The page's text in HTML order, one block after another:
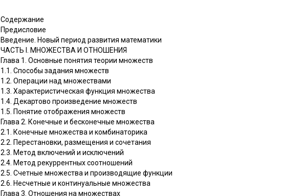
Содержание
Предисловие
Введение. Новый период развития математики
ЧАСТЬ I. МНОЖЕСТВА И ОТНОШЕНИЯ
Глава 1. Основные понятия теории множеств
1.1. Способы задания множеств
1.2. Операции над множествами
1.3. Характеристическая функция множества
1.4. Декартово произведение множеств
1.5. Понятие отображения множеств
Глава 2. Конечные и бесконечные множества
2.1. Конечные множества и комбинаторика
2.2. Перестановки, размещения и сочетания
2.3. Метод включений и исключений
2.4. Метод рекуррентных соотношений
2.5. Счетные множества и производящие функции
2.6. Несчетные и континуальные множества
Глава 3. Отношения на множествах